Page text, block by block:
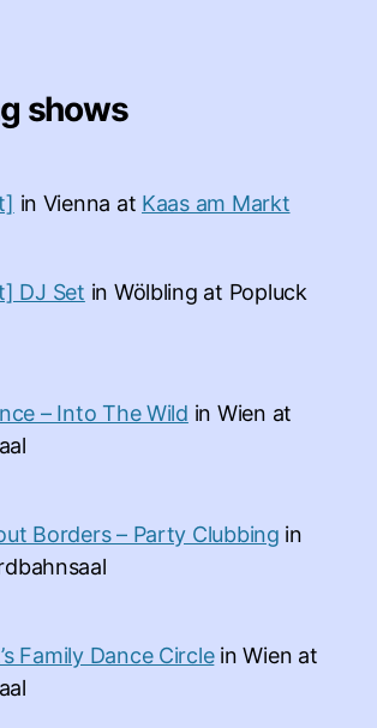
shows
in Vienna at Kaas am Markt
DJ Set in Wölbling at Popluck
– Into The Wild in Wien at
Borders – Party Clubbing in
Family Dance Circle in Wien at